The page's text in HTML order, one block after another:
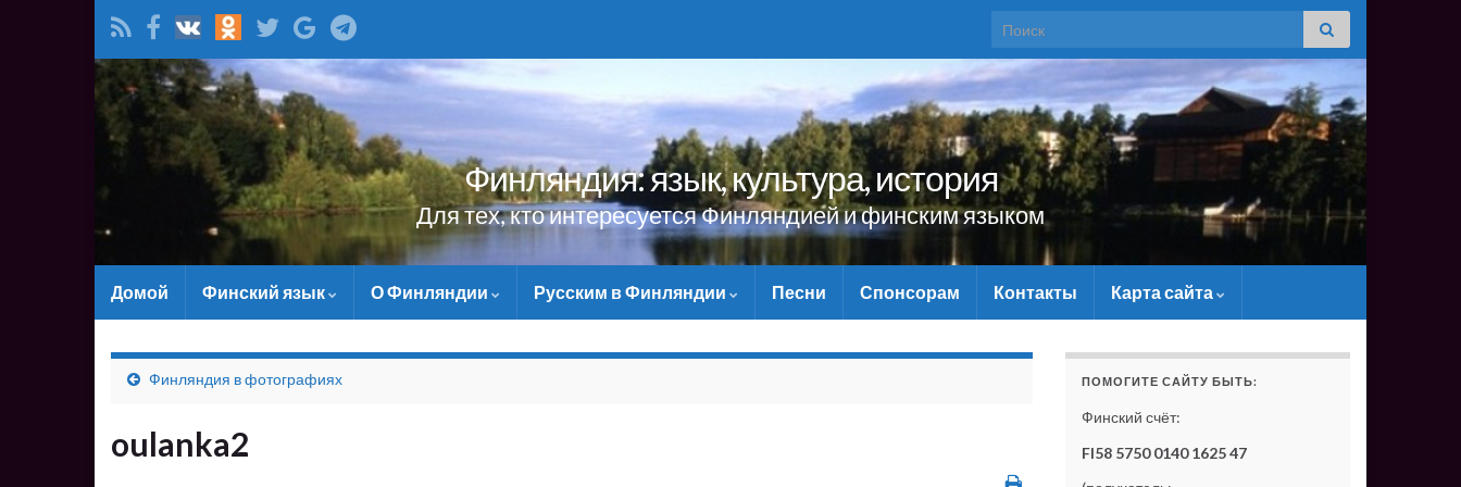
Search for:
Финляндия: язык, культура, история
Для тех, кто интересуется Финляндией и финским языком
Домой Финский язык О Финляндии Русским в Финляндии Песни Спонсорам Контакты Карта сайта
Финляндия в фотографиях
oulanka2
ПОМОГИТЕ САЙТУ БЫТЬ:
Финский счёт:
FI58 5750 0140 1625 47